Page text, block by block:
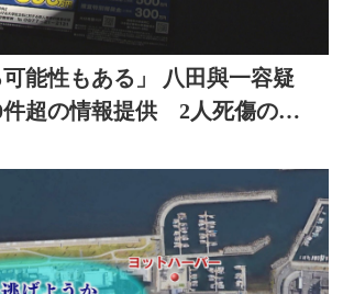
可能性もある」 八田與一容疑
超の情報提供 2人死傷のひ
分